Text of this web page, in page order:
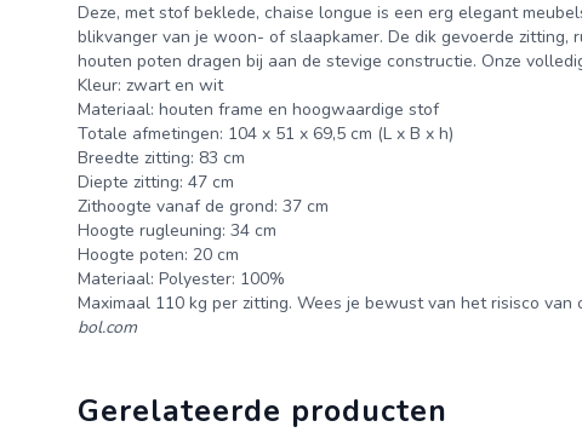
Deze, met stof beklede, chaise longue is een erg elegant
blikvanger van je woon- of slaapkamer. De dik gevoerde
houten poten dragen bij aan de stevige constructie. Onze
Kleur: zwart en wit
Materiaal: houten frame en hoogwaardige stof
Totale afmetingen: 104 x 51 x 69,5 cm (L x B x h)
Breedte zitting: 83 cm
Diepte zitting: 47 cm
Zithoogte vanaf de grond: 37 cm
Hoogte rugleuning: 34 cm
Hoogte poten: 20 cm
Materiaal: Polyester: 100%
Maximaal 110 kg per zitting. Wees je bewust van het risisco
bol.com
Gerelateerde producten